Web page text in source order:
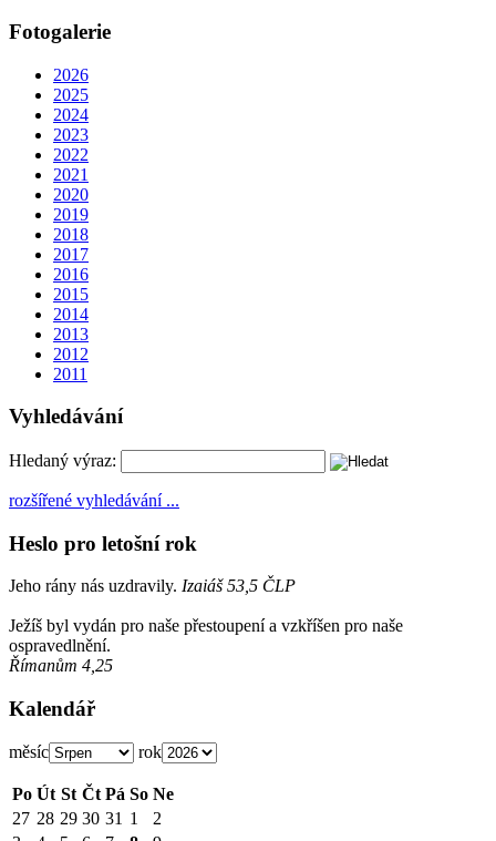
Fotogalerie
2026
2025
2024
2023
2022
2021
2020
2019
2018
2017
2016
2015
2014
2013
2012
2011
Vyhledávání
Hledaný výraz:
rozšířené vyhledávání ...
Heslo pro letošní rok
Jeho rány nás uzdravily. Izaiáš 53,5 ČLP
Ježíš byl vydán pro naše přestoupení a vzkříšen pro naše
ospravedlnění.
Římanům 4,25
Kalendář
měsíc rok
Po Út St Čt Pá So Ne
27 28 29 30 31 1
2